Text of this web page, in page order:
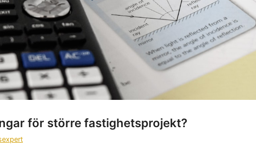
för större fastighetsprojekt?